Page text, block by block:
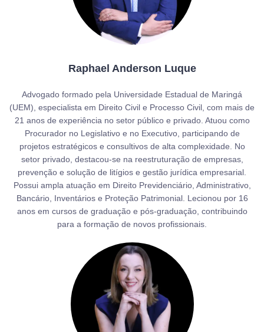
Raphael Anderson Luque
Advogado formado pela Universidade Estadual de Maringá
(UEM), especialista em Direito Civil e Processo Civil, com mais de
21 anos de experiência no setor público e privado. Atuou como
Procurador no Legislativo e no Executivo, participando de
projetos estratégicos e consultivos de alta complexidade. No
setor privado, destacou-se na reestruturação de empresas,
prevenção e solução de litígios e gestão jurídica empresarial.
Possui ampla atuação em Direito Previdenciário, Administrativo,
Bancário, Inventários e Proteção Patrimonial. Lecionou por 16
anos em cursos de graduação e pós-graduação, contribuindo
para a formação de novos profissionais.